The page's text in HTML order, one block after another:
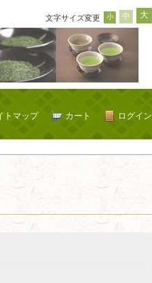
文字サイズ変更 小 中 大
ログイン
カート
トマップ